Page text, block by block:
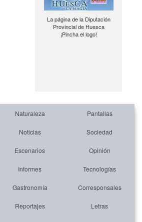
La página de la Diputación
Provincial de Huesca
¡Pincha el logo!
Naturaleza Pantallas
Noticias Sociedad
Escenarios Opinión
Informes Tecnologías
Gastronomía Corresponsales
Reportajes Letras